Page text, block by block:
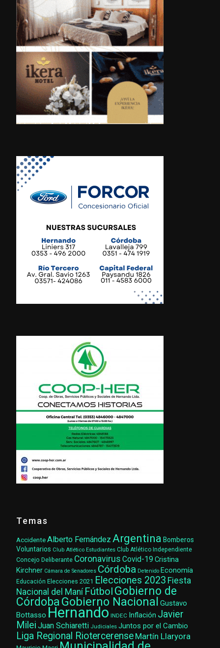
Temas
AccidenteAlberto Fernández Argentina Bomberos
Voluntarios Club Atlético Estudiantes Club Atlético Independiente
Concejo Deliberante Coronavirus Covid-19 Cristina
Kirchner Cámara de Senadores Córdoba Detenido Economía
Educación Elecciones 2021 Elecciones 2023 Fiesta
Nacional del Maní Fútbol Gobierno de
CórdobaGobierno Nacional Gustavo
Bottasso Hernando INDEC Inflación Javier
Milei Juan Schiaretti Judiciales Juntos por el Cambio
Liga Regional Riotercerense Martín Llaryora